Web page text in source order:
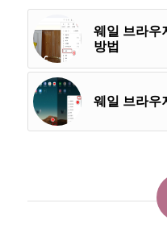
웨일 브라우
방법
웨일 브라우